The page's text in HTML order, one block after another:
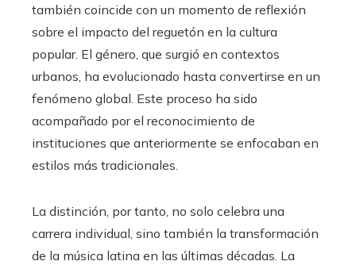
también coincide con un momento de reflexión
sobre el impacto del reguetón en la cultura
popular. El género, que surgió en contextos
urbanos, ha evolucionado hasta convertirse en un
fenómeno global. Este proceso ha sido
acompañado por el reconocimiento de
instituciones que anteriormente se enfocaban en
estilos más tradicionales.
La distinción, por tanto, no solo celebra una
carrera individual, sino también la transformación
de la música latina en las últimas décadas. La